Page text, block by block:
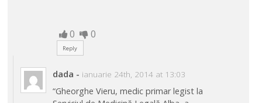
0 0
Reply
dada - ianuarie 24th, 2014 at 13:03
“Gheorghe Vieru, medic primar legist la